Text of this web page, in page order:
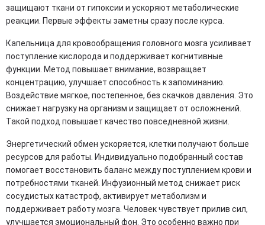
защищают ткани от гипоксии и ускоряют метаболические
реакции. Первые эффекты заметны сразу после курса.
Капельница для кровообращения головного мозга усиливает
поступление кислорода и поддерживает когнитивные
функции. Метод повышает внимание, возвращает
концентрацию, улучшает способность к запоминанию.
Воздействие мягкое, постепенное, без скачков давления. Это
снижает нагрузку на организм и защищает от осложнений.
Такой подход повышает качество повседневной жизни.
Энергетический обмен ускоряется, клетки получают больше
ресурсов для работы. Индивидуально подобранный состав
помогает восстановить баланс между поступлением крови и
потребностями тканей. Инфузионный метод снижает риск
сосудистых катастроф, активирует метаболизм и
поддерживает работу мозга. Человек чувствует прилив сил,
улучшается эмоциональный фон. Это особенно важно при